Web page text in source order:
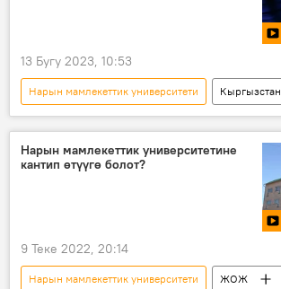
13 Бугу 2023, 10:53
Нарын мамлекеттик университети
Кыргызстан
диплом
студент
пара
УКМК
Видео
Нарын мамлекеттик университетине
кантип өтүүгө болот?
9 Теке 2022, 20:14
Нарын мамлекеттик университети
ЖОЖ